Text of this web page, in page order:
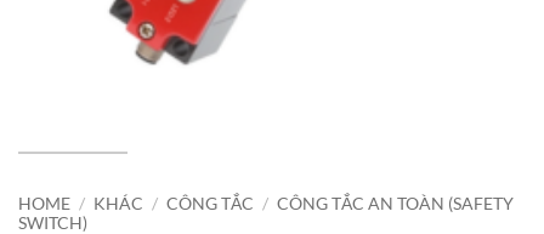
HOME / KHÁC / CÔNG TẮC / CÔNG TẮC AN TOÀN (SAFETY
SWITCH)